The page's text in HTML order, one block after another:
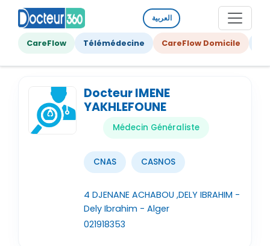
العربية
CareFlow Télémédecine CareFlow Domicile
Docteur IMENE
YAKHLEFOUNE
Médecin Généraliste
CNAS CASNOS
4 DJENANE ACHABOU ,DELY IBRAHIM -
Dely Ibrahim - Alger
021918353